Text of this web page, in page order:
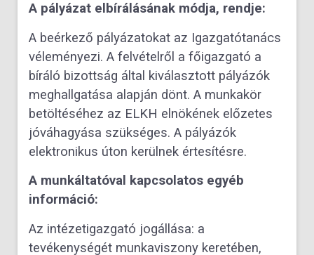
A pályázat elbírálásának módja, rendje:
A beérkező pályázatokat az Igazgatótanács
véleményezi. A felvételről a főigazgató a
bíráló bizottság által kiválasztott pályázók
meghallgatása alapján dönt. A munkakör
betöltéséhez az ELKH elnökének előzetes
jóváhagyása szükséges. A pályázók
elektronikus úton kerülnek értesítésre.
A munkáltatóval kapcsolatos egyéb
információ:
Az intézetigazgató jogállása: a
tevékenységét munkaviszony keretében,